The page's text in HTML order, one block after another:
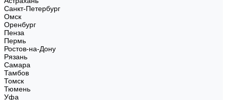
Санкт-Петербург
Омск
Оренбург
Пенза
Пермь
Ростов-на-Дону
Рязань
Самара
Тамбов
Томск
Тюмень
Уфа